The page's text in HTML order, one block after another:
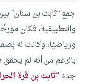
جمع “ثابت بن سنان”
والتطبيقية، فكان
ورياضيًا، وكانت له
بالرغم من أنه لم يحقق
جده“ثابت بن قرة